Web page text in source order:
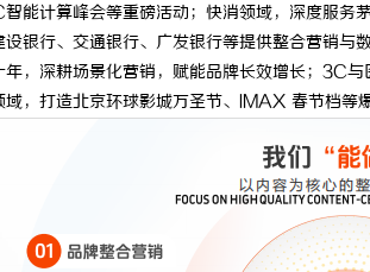
能计算峰会等重磅活动；快消领域，深度服务
设银行、交通银行、广发银行等提供整合营销
，深耕场景化营销，赋能品牌长效增长；3C
域，打造北京环球影城万圣节、IMAX 春节档等